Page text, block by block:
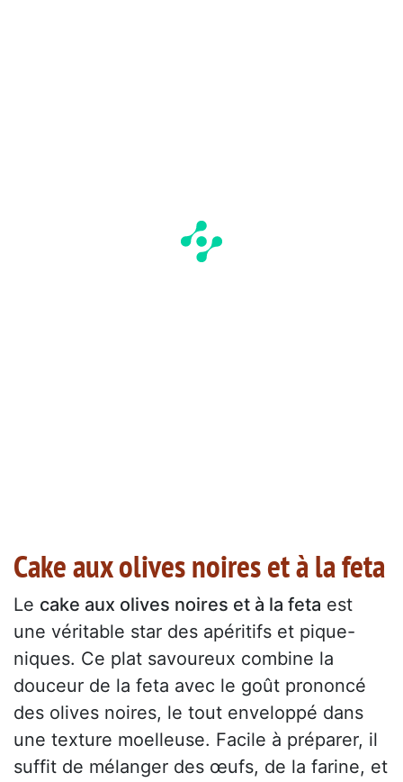
Cake aux olives noires et à la feta
Le cake aux olives noires et à la feta est
une véritable star des apéritifs et pique-
niques. Ce plat savoureux combine la
douceur de la feta avec le goût prononcé
des olives noires, le tout enveloppé dans
une texture moelleuse. Facile à préparer, il
suffit de mélanger des œufs, de la farine, et